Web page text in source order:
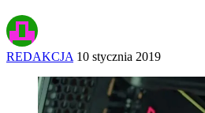
REDAKCJA 10 stycznia 2019